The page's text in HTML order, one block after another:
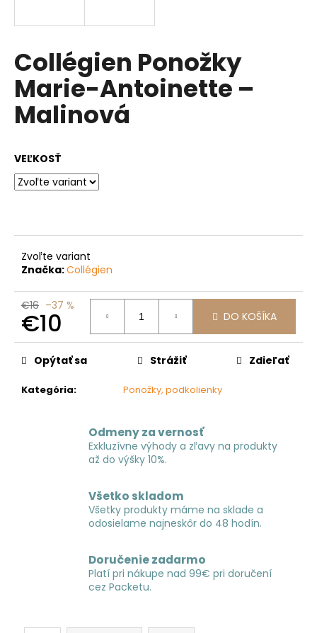
Collégien Ponožky
Marie-Antoinette –
Malinová
VEĽKOSŤ
Zvoľte variant
Značka:Collégien
€16 –37 %
€10
Jednotková
cena:
DO KOŠÍKA
Kategória: Ponožky, podkolienky
Opýtať sa Strážiť Zdieľať
Odmeny za vernosť
Exkluzívne výhody a zľavy na produkty
až do výšky 10%.
Všetko skladom
Všetky produkty máme na sklade a
odosielame najneskôr do 48 hodín.
Doručenie zadarmo
Platí pri nákupe nad 99€ pri doručení
cez Packetu.
s
ť
?
d
p
o
r
ú
č
e